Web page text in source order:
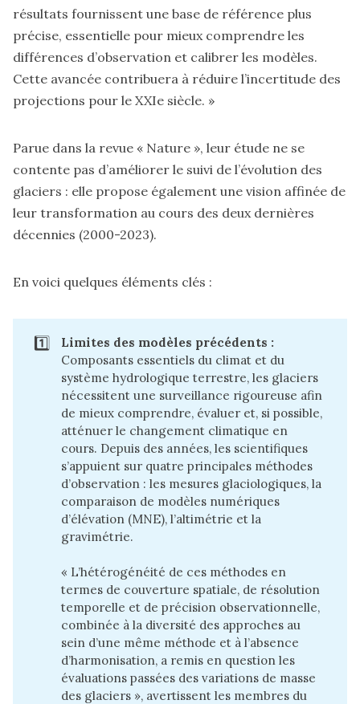
résultats fournissent une base de référence plus
précise, essentielle pour mieux comprendre les
différences d’observation et calibrer les modèles.
Cette avancée contribuera à réduire l’incertitude des
projections pour le XXIe siècle. »
Parue dans la revue « Nature », leur étude ne se
contente pas d’améliorer le suivi de l’évolution des
glaciers : elle propose également une vision affinée de
leur transformation au cours des deux dernières
décennies (2000-2023).
En voici quelques éléments clés :
1️⃣
Limites des modèles précédents :
Composants essentiels du climat et du
système hydrologique terrestre, les glaciers
nécessitent une surveillance rigoureuse afin
de mieux comprendre, évaluer et, si possible,
atténuer le changement climatique en
cours. Depuis des années, les scientifiques
s’appuient sur quatre principales méthodes
d’observation : les mesures glaciologiques, la
comparaison de modèles numériques
d’élévation (MNE), l’altimétrie et la
gravimétrie.
« L’hétérogénéité de ces méthodes en
termes de couverture spatiale, de résolution
temporelle et de précision observationnelle,
combinée à la diversité des approches au
sein d’une même méthode et à l’absence
d’harmonisation, a remis en question les
évaluations passées des variations de masse
des glaciers », avertissentles membres du